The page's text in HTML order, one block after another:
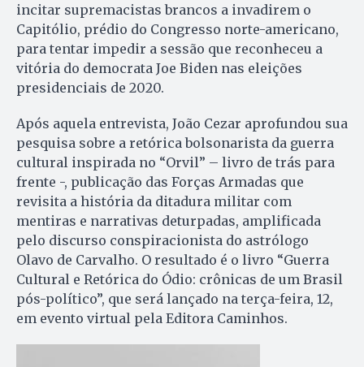
incitar supremacistas brancos a invadirem o
Capitólio, prédio do Congresso norte-americano,
para tentar impedir a sessão que reconheceu a
vitória do democrata Joe Biden nas eleições
presidenciais de 2020.
Após aquela entrevista, João Cezar aprofundou sua
pesquisa sobre a retórica bolsonarista da guerra
cultural inspirada no “Orvil” – livro de trás para
frente -, publicação das Forças Armadas que
revisita a história da ditadura militar com
mentiras e narrativas deturpadas, amplificada
pelo discurso conspiracionista do astrólogo
Olavo de Carvalho. O resultado é o livro “Guerra
Cultural e Retórica do Ódio: crônicas de um Brasil
pós-político”, que será lançado na terça-feira, 12,
em evento virtual pela Editora Caminhos.